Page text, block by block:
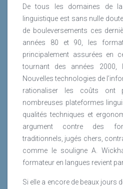
pour étudier et rendre
transformation des
ce titre en est sûrement
dans ce que l’on
changements
pratiques.
Lire la suite
De tous les domaines de
linguistique est sans nulle
de bouleversements ces
années 80 et 90, les
principalement assurées en
tournant des années 2000,
Nouvelles technologies de
rationaliser les coûts ont
nombreuses plateformes
qualités techniques et
argument contre des
traditionnels, jugés chers,
comme le souligne A.
formateur en langues revient
Si elle a encore de beaux jours